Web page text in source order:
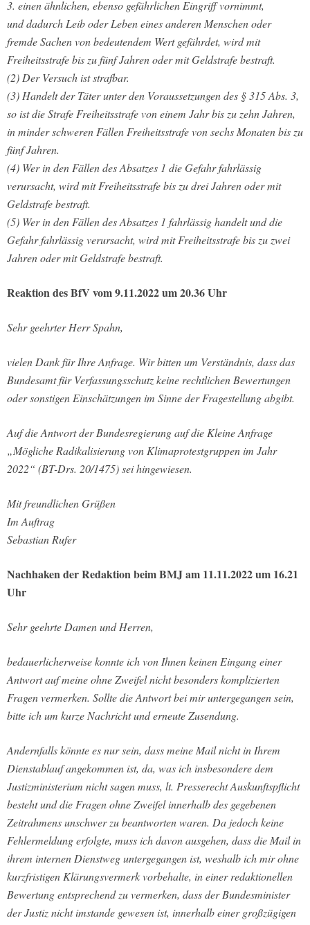
3. einen ähnlichen, ebenso gefährlichen Eingriff vornimmt,
und dadurch Leib oder Leben eines anderen Menschen oder
fremde Sachen von bedeutendem Wert gefährdet, wird mit
Freiheitsstrafe bis zu fünf Jahren oder mit Geldstrafe bestraft.
(2) Der Versuch ist strafbar.
(3) Handelt der Täter unter den Voraussetzungen des § 315 Abs. 3,
so ist die Strafe Freiheitsstrafe von einem Jahr bis zu zehn Jahren,
in minder schweren Fällen Freiheitsstrafe von sechs Monaten bis zu
fünf Jahren.
(4) Wer in den Fällen des Absatzes 1 die Gefahr fahrlässig
verursacht, wird mit Freiheitsstrafe bis zu drei Jahren oder mit
Geldstrafe bestraft.
(5) Wer in den Fällen des Absatzes 1 fahrlässig handelt und die
Gefahr fahrlässig verursacht, wird mit Freiheitsstrafe bis zu zwei
Jahren oder mit Geldstrafe bestraft.
Reaktion des BfV vom 9.11.2022 um 20.36 Uhr
Sehr geehrter Herr Spahn,
vielen Dank für Ihre Anfrage. Wir bitten um Verständnis, dass das
Bundesamt für Verfassungsschutz keine rechtlichen Bewertungen
oder sonstigen Einschätzungen im Sinne der Fragestellung abgibt.
Auf die Antwort der Bundesregierung auf die Kleine Anfrage
„Mögliche Radikalisierung von Klimaprotestgruppen im Jahr
2022“ (BT-Drs. 20/1475) sei hingewiesen.
Mit freundlichen Grüßen
Im Auftrag
Sebastian Rufer
Nachhaken der Redaktion beim BMJ am 11.11.2022 um 16.21
Uhr
Sehr geehrte Damen und Herren,
bedauerlicherweise konnte ich von Ihnen keinen Eingang einer
Antwort auf meine ohne Zweifel nicht besonders komplizierten
Fragen vermerken. Sollte die Antwort bei mir untergegangen sein,
bitte ich um kurze Nachricht und erneute Zusendung.
Andernfalls könnte es nur sein, dass meine Mail nicht in Ihrem
Dienstablauf angekommen ist, da, was ich insbesondere dem
Justizministerium nicht sagen muss, lt. Presserecht Auskunftspflicht
besteht und die Fragen ohne Zweifel innerhalb des gegebenen
Zeitrahmens unschwer zu beantworten waren. Da jedoch keine
Fehlermeldung erfolgte, muss ich davon ausgehen, dass die Mail in
ihrem internen Dienstweg untergegangen ist, weshalb ich mir ohne
kurzfristigen Klärungsvermerk vorbehalte, in einer redaktionellen
Bewertung entsprechend zu vermerken, dass der Bundesminister
der Justiz nicht imstande gewesen ist, innerhalb einer großzügigen